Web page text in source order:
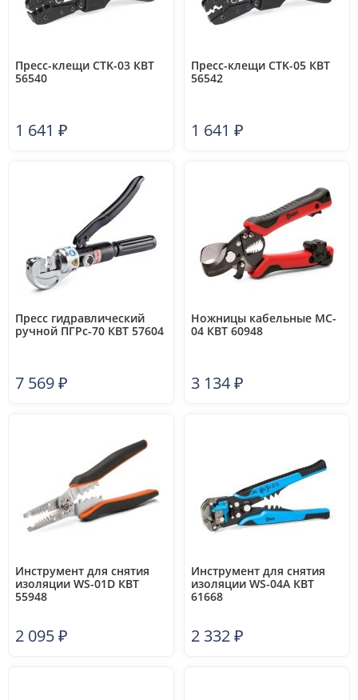
Пресс-клещи CTK-03 КВТ
56540
1 641 ₽
Пресс-клещи CTK-05 КВТ
56542
1 641 ₽
Пресс гидравлический
ручной ПГРс-70 КВТ 57604
7 569₽
Ножницы кабельные MC-
04 КВТ 60948
3 134₽
Инструмент для снятия
изоляции WS-01D КВТ
55948
2 095₽
Инструмент для снятия
изоляции WS-04A КВТ
61668
2 332₽